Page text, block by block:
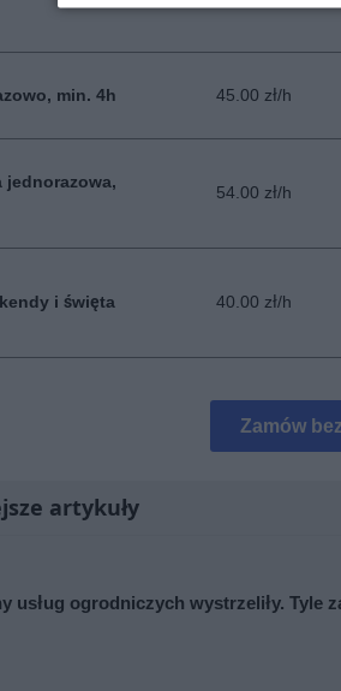
min. 4h 45.00 zł/h
jednorazowa,
54.00 zł/h
i święta 40.00 zł/h
Zamów
artykuły
usług ogrodniczych wystrzeliły. Tyle